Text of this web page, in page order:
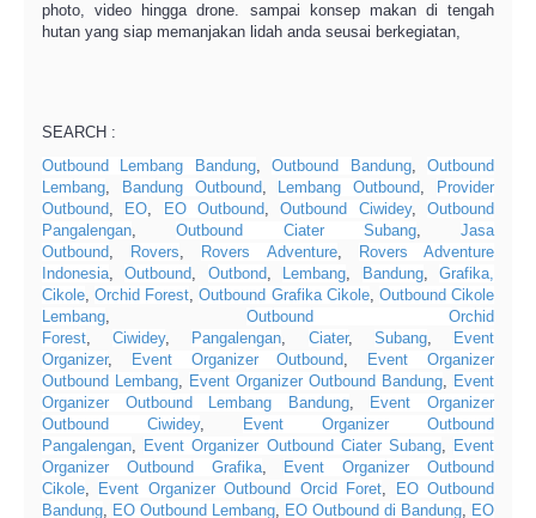
photo, video hingga drone. sampai konsep makan di tengah
hutan yang siap memanjakan lidah anda seusai berkegiatan,
SEARCH :
Outbound Lembang Bandung,Outbound Bandung,Outbound
Lembang, Bandung Outbound, Lembang Outbound,
Provider
Outbound, EO, EO Outbound,Outbound Ciwidey,Outbound
Pangalengan,Outbound Ciater Subang, Jasa
Outbound, Rovers, Rovers Adventure,
Rovers Adventure
Indonesia,Outbound, Outbond, Lembang, Bandung,Grafika,
Cikole,Orchid Forest,Outbound Grafika Cikole, Outbound Cikole
Lembang, Outbound Orchid
Forest,Ciwidey, Pangalengan, Ciater, Subang,
Event
Organizer, Event Organizer Outbound,
Event Organizer
Outbound Lembang, Event Organizer Outbound Bandung, Event
Organizer Outbound Lembang Bandung,
Event Organizer
Outbound Ciwidey,
Event Organizer Outbound
Pangalengan, Event Organizer Outbound Ciater Subang, Event
Organizer Outbound Grafika,
Event Organizer Outbound
Cikole, Event Organizer Outbound Orcid Foret,
EO Outbound
Bandung, EO Outbound Lembang, EO Outbound di Bandung, EO